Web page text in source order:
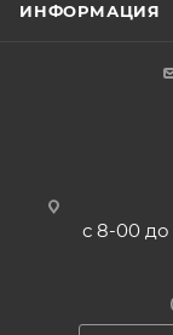
ИНФОРМАЦИЯ
с 8-00 до